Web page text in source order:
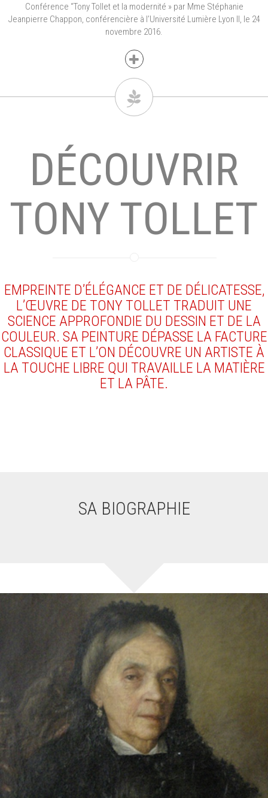
Conférence “Tony Tollet et la modernité » par Mme Stéphanie
Jeanpierre Chappon, ­conférencière à l’Université Lumière Lyon II, le 24
novembre 2016.
DÉCOUVRIR
TONY TOLLET
EMPREINTE D’ÉLÉGANCE ET DE DÉLICATESSE,
L’ŒUVRE DE TONY TOLLET TRADUIT UNE
SCIENCE APPROFONDIE DU DESSIN ET DE LA
COULEUR. SA PEINTURE DÉPASSE LA FACTURE
CLASSIQUE ET L’ON DÉCOUVRE UN ARTISTE À
LA TOUCHE LIBRE QUI TRAVAILLE LA MATIÈRE
ET LA PÂTE.
SA BIOGRAPHIE